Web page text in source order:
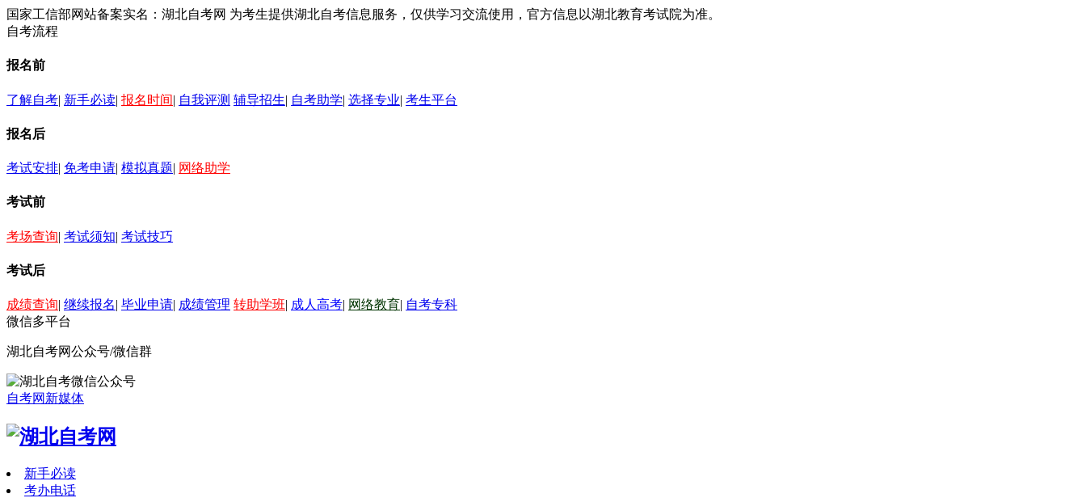
国家工信部网站备案实名：湖北自考网 为考生提供湖北自考信息服务，仅供学习交流使用，官方信息以湖北教育考试院为准。
自考流程
报名前
了解自考| 新手必读| 报名时间| 自我评测 辅导招生| 自考助学| 选择专业| 考生平台
报名后
考试安排| 免考申请| 模拟真题| 网络助学
考试前
考场查询| 考试须知| 考试技巧
考试后
成绩查询| 继续报名| 毕业申请| 成绩管理 转助学班| 成人高考| 网络教育| 自考专科
微信多平台
湖北自考网公众号/微信群
自考网新媒体
新手必读
考办电话